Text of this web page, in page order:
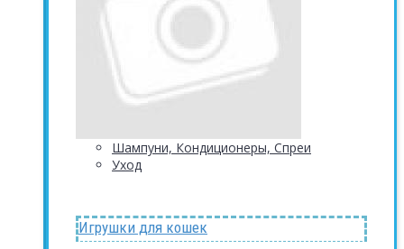
Шампуни, Кондиционеры, Спреи
Уход
Игрушки для кошек